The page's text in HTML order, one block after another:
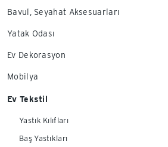
Bavul, Seyahat Aksesuarları
Yatak Odası
Ev Dekorasyon
Mobilya
Ev Tekstil
Yastık Kılıfları
Baş Yastıkları